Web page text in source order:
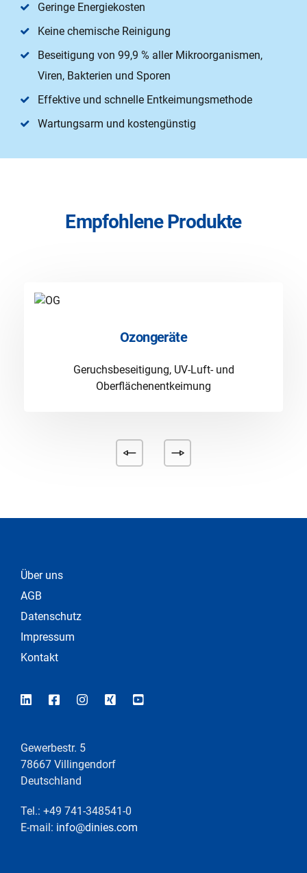
Geringe Energiekosten
Keine chemische Reinigung
Beseitigung von 99,9 % aller Mikroorganismen,
Viren, Bakterien und Sporen
Effektive und schnelle Entkeimungsmethode
Wartungsarm und kostengünstig
Empfohlene Produkte
Ozongeräte
Geruchsbeseitigung, UV-Luft- und
Oberflächenentkeimung
Über uns
AGB
Datenschutz
Impressum
Kontakt
Gewerbestr. 5
78667 Villingendorf
Deutschland
Tel.: +49 741-348541-0
E-mail: info@dinies.com